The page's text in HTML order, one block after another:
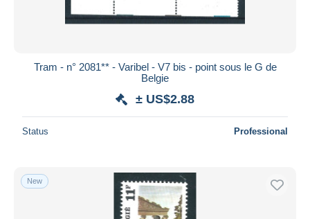
Tram - n° 2081** - Varibel - V7 bis - point sous le G de
Belgie
± US$2.88
Status Professional
New